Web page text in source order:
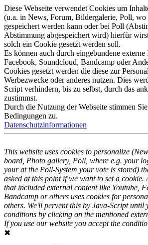
Diese Webseite verwendet Cookies um
(u.a. in News, Forum, Bildergalerie, Poll,
gespeichert werden kann oder bei Poll
Abstimmung abgespeichert wird) hierfür
solch ein Cookie gesetzt werden soll.
Es können auch durch eingebundene
Facebook, Soundcloud, Bandcamp oder
Cookies gesetzt werden die diese zur
Werbezwecke oder anderes nutzen. Dies
Script verhindern, bis zu selbst, durch das
zustimmst.
Durch die Nutzung der Webseite stimmen
Bedingungen zu.
Datenschutzinformationen
This website uses cookies to personalize
board, Photo gallery, Poll, where e.g. your
your at the Poll-System your vote is stored)
asked at this point if we want to set a cookie.
that included external content like Youtube,
Bandcamp or others uses cookies for
others. We'll pervent this by Java-Script until
conditions by clicking on the mentioned
If you use our website you accept the
✖